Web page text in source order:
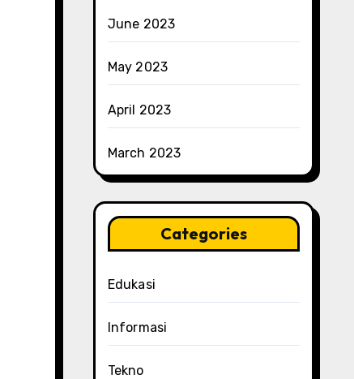
June 2023
May 2023
April 2023
March 2023
Categories
Edukasi
Informasi
Tekno